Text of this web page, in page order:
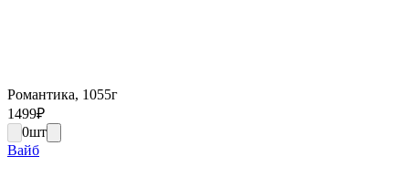
Романтика, 1055г
1499₽
0шт
Вайб